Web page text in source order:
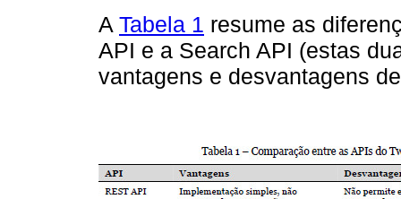
A Tabela 1 resume as
API e a Search API (estas
vantagens e desvantagens